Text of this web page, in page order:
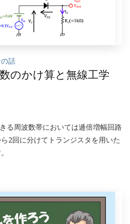
話
のかけ算と無線工学
る周波数帯においては逓倍増幅回路
2回に分けてトランジスタを用いた